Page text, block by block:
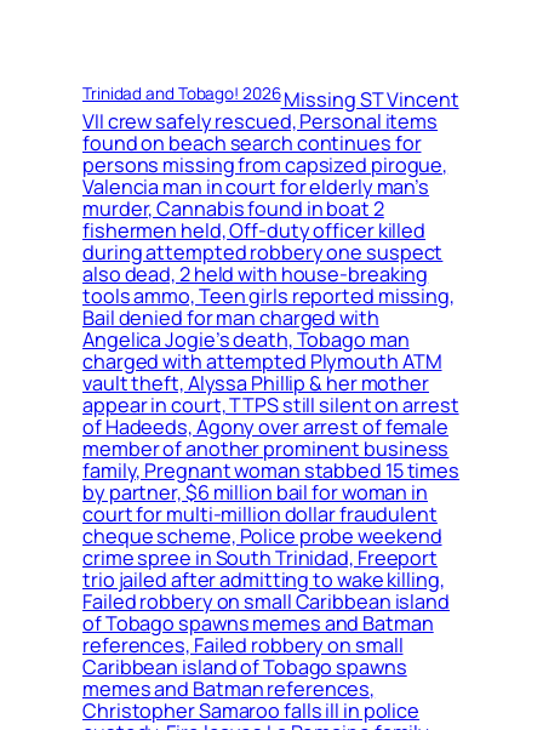
Trinidad and Tobago! 2026Missing ST Vincent
VII crew safely rescued, Personal items
found on beach search continues for
persons missing from capsized pirogue,
Valencia man in court for elderly man’s
murder, Cannabis found in boat 2
fishermen held, Off-duty officer killed
during attempted robbery one suspect
also dead, 2 held with house-breaking
tools ammo, Teen girls reported missing,
Bail denied for man charged with
Angelica Jogie’s death, Tobago man
charged with attempted Plymouth ATM
vault theft, Alyssa Phillip & her mother
appear in court, TTPS still silent on arrest
of Hadeeds, Agony over arrest of female
member of another prominent business
family, Pregnant woman stabbed 15 times
by partner, $6 million bail for woman in
court for multi-million dollar fraudulent
cheque scheme, Police probe weekend
crime spree in South Trinidad, Freeport
trio jailed after admitting to wake killing,
Failed robbery on small Caribbean island
of Tobago spawns memes and Batman
references, Failed robbery on small
Caribbean island of Tobago spawns
memes and Batman references,
Christopher Samaroo falls ill in police